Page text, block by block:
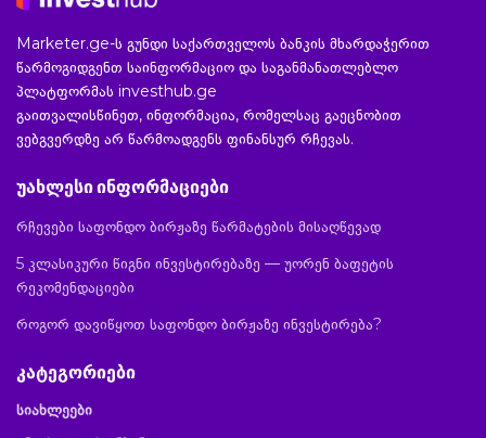
Marketer.ge-ს გუნდი საქართველოს ბანკის მხარდაჭერით
წარმოგიდგენთ საინფორმაციო და საგანმანათლებლო
პლატფორმას investhub.ge
გაითვალისწინეთ, ინფორმაცია, რომელსაც გაეცნობით
ვებგვერდზე არ წარმოადგენს ფინანსურ რჩევას.
უახლესი ინფორმაციები
რჩევები საფონდო ბირჟაზე წარმატების მისაღწევად
5 კლასიკური წიგნი ინვესტირებაზე — უორენ ბაფეტის
რეკომენდაციები
როგორ დავიწყოთ საფონდო ბირჟაზე ინვესტირება?
კატეგორიები
სიახლეები